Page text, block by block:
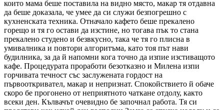
които мама беше поставила на видно място, макар тя отдавна
да беше доказала, че умее да си служи безпо­грешно с
кухненската техника. Отначало кафето беше прекалено
горещо и тя го остави да изстине, но тогава пък то стана
прекалено студено и безвкусно, така че тя го плисна в
умивалника и повтори алгоритъма, като тоя път нави
будилника, за да й напомни кога точно да изпие изстиващото
кафе. Процедурата проработи безотказно и Милена изпи
горчивата течност със заслужената гордост на
първооткривател, макар и непризнат. Спокойствието й обаче
скоро бе прогонено от неприятното чаткане отдолу, както
всеки ден. Кълвачът очевидно бе започнал работа. Тя си